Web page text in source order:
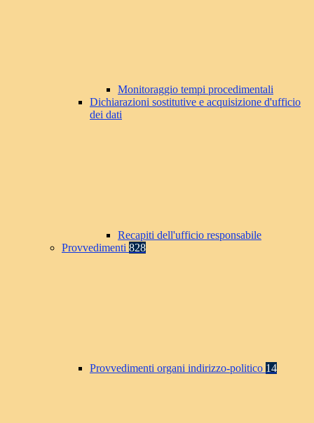
Monitoraggio tempi procedimentali
Dichiarazioni sostitutive e acquisizione d'ufficio
dei dati
Recapiti dell'ufficio responsabile
Provvedimenti 828
Provvedimenti organi indirizzo-politico 14